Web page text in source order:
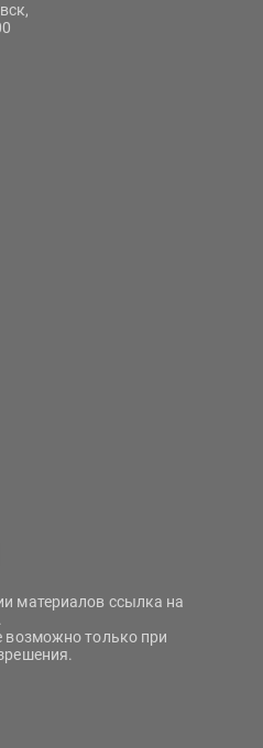
материалов ссылка на
возможно только при